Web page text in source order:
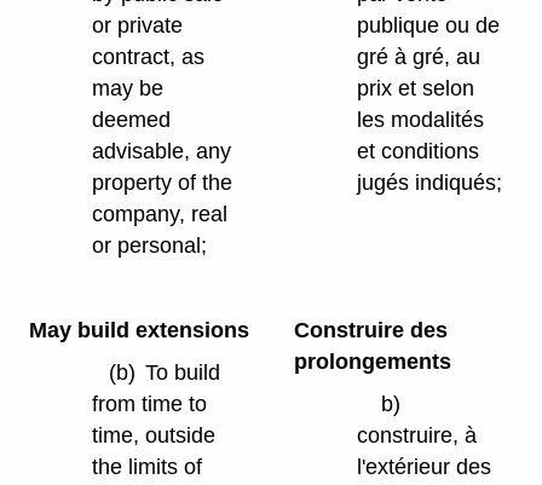
or private
contract, as
may be
deemed
advisable, any
property of the
company, real
or personal;
publique ou de
gré à gré, au
prix et selon
les modalités
et conditions
jugés indiqués;
May build extensions
(b) To build
from time to
time, outside
the limits of
Construire des
prolongements
b)
construire, à
l'extérieur des